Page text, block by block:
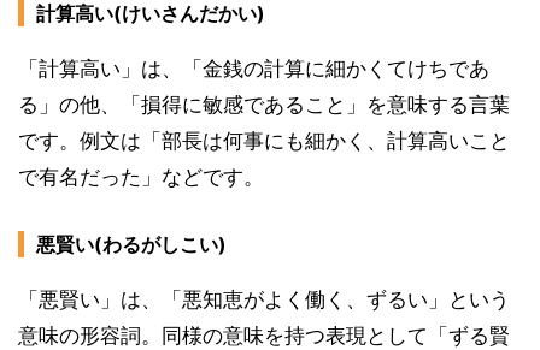
計算高い(けいさんだかい)
「計算高い」は、「金銭の計算に細かくてけちであ
る」の他、「損得に敏感であること」を意味する言葉
です。例文は「部長は何事にも細かく、計算高いこと
で有名だった」などです。
悪賢い(わるがしこい)
「悪賢い」は、「悪知恵がよく働く、ずるい」という
意味の形容詞。同様の意味を持つ表現として「ずる賢